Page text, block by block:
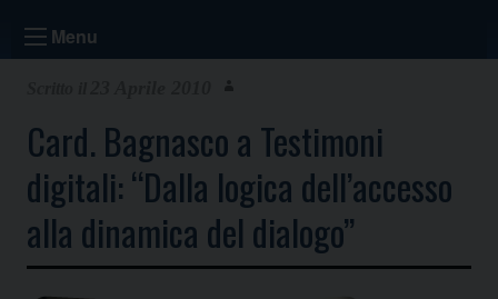
Menu
Card. Bagnasco a Testimoni
digitali: “Dalla logica dell’accesso
alla dinamica del dialogo”